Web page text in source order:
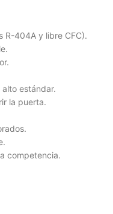
R-404A y libre CFC).
estándar.
la puerta.
competencia.